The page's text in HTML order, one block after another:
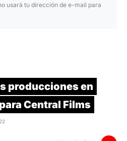
usará tu dirección de e-mail para
producciones en
Central Films